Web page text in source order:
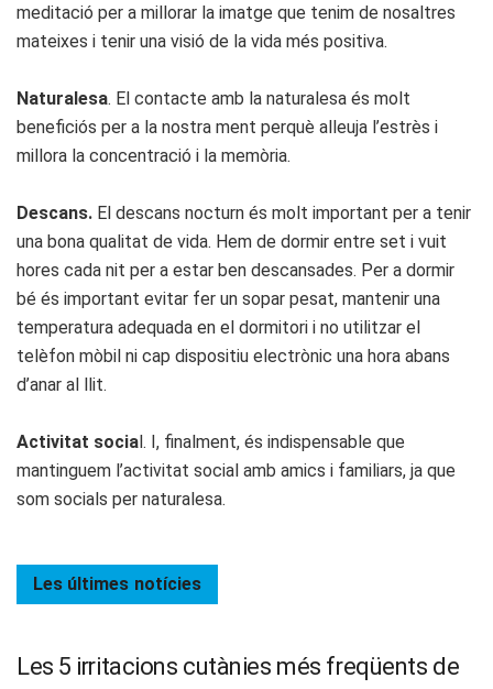
meditació per a millorar la imatge que tenim de nosaltres
mateixes i tenir una visió de la vida més positiva.
Naturalesa. El contacte amb la naturalesa és molt
beneficiós per a la nostra ment perquè alleuja l’estrès i
millora la concentració i la memòria.
Descans. El descans nocturn és molt important per a tenir
una bona qualitat de vida. Hem de dormir entre set i vuit
hores cada nit per a estar ben descansades. Per a dormir
bé és important evitar fer un sopar pesat, mantenir una
temperatura adequada en el dormitori i no utilitzar el
telèfon mòbil ni cap dispositiu electrònic una hora abans
d’anar al llit.
Activitat social. I, finalment, és indispensable que
mantinguem l’activitat social amb amics i familiars, ja que
som socials per naturalesa.
Les últimes notícies
Les 5 irritacions cutànies més freqüents de